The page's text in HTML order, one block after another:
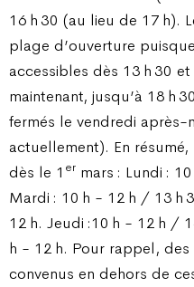
16 h 30 (au lieu de 17 h).
plage d’ouverture
accessibles dès 13 h 30
maintenant, jusqu’à 18 h
fermés le vendredi après-
actuellement). En résumé,
dès le 1 er mars : Lundi :
Mardi : 10 h - 12 h / 13 h
12 h. Jeudi :10 h - 12 h /
h - 12 h. Pour rappel,
convenus en dehors de